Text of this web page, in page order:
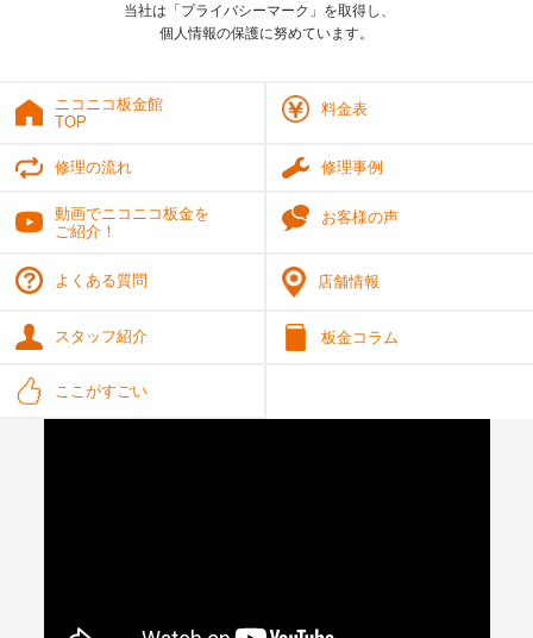
当社は「プライバシーマーク」を取得し、
個人情報の保護に努めています。
ニコニコ板金館
TOP
料金表
修理の流れ 修理事例
動画でニコニコ板金を
ご紹介！
お客様の声
よくある質問 店舗情報
スタッフ紹介 板金コラム
ここがすごい